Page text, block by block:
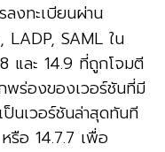
งทะเบียนผ่าน
SAML ใน
และ 14.9 ที่ถูกโจมตี
ร่องของเวอร์ชันที่มี
นเวอร์ชันล่าสุดทันที
หรือ 14.7.7 เพื่อ